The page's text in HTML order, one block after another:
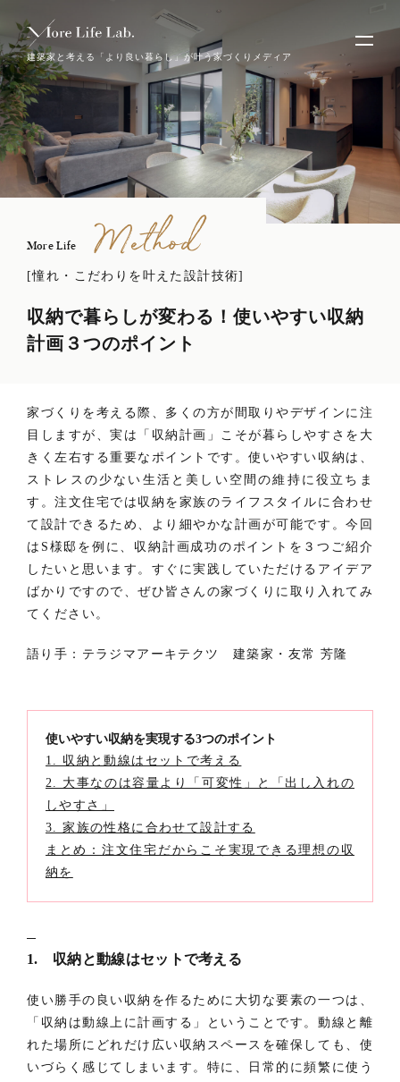
建築家と考える「より良い暮らし」が叶う家づくりメディア
More Life Method
[憧れ・こだわりを叶えた設計技術]
収納で暮らしが変わる！使いやすい収納
計画３つのポイント
家づくりを考える際、多くの方が間取りやデザインに注
目しますが、実は「収納計画」こそが暮らしやすさを大
きく左右する重要なポイントです。使いやすい収納は、
ストレスの少ない生活と美しい空間の維持に役立ちま
す。注文住宅では収納を家族のライフスタイルに合わせ
て設計できるため、より細やかな計画が可能です。今回
はS様邸を例に、収納計画成功のポイントを３つご紹介
したいと思います。すぐに実践していただけるアイデア
ばかりですので、ぜひ皆さんの家づくりに取り入れてみ
てください。
語り手：テラジマアーキテクツ 建築家・友常 芳隆
使いやすい収納を実現する3つのポイント
1. 収納と動線はセットで考える
2. 大事なのは容量より「可変性」と「出し入れの
しやすさ」
3. 家族の性格に合わせて設計する
まとめ：注文住宅だからこそ実現できる理想の収
納を
1. 収納と動線はセットで考える
使い勝手の良い収納を作るために大切な要素の一つは、
「収納は動線上に計画する」ということです。動線と離
れた場所にどれだけ広い収納スペースを確保しても、使
いづらく感じてしまいます。特に、日常的に頻繁に使う